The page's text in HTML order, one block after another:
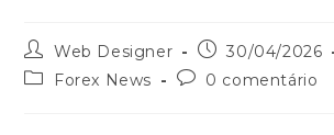
Web Designer
30/04/2026
Forex News
0 comentário